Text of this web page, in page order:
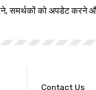
समर्थकों को अपडेट करने
Contact Us